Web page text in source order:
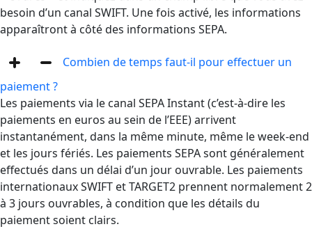
besoin d’un canal SWIFT. Une fois activé, les informations
apparaîtront à côté des informations SEPA.
Combien de temps faut-il pour effectuer un
paiement ?
Les paiements via le canal SEPA Instant (c’est-à-dire les
paiements en euros au sein de l’EEE) arrivent
instantanément, dans la même minute, même le week-end
et les jours fériés. Les paiements SEPA sont généralement
effectués dans un délai d’un jour ouvrable. Les paiements
internationaux SWIFT et TARGET2 prennent normalement 2
à 3 jours ouvrables, à condition que les détails du
paiement soient clairs.